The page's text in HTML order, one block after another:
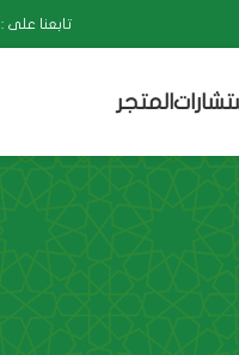
تابعنا على :
المتجر